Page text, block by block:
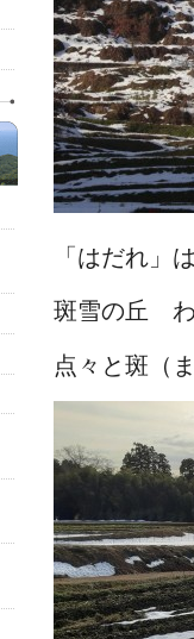
「はだれ」
斑雪の丘
点々と斑（